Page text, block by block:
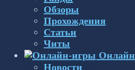
Обзоры
Прохождения
Статьи
Читы
Онлайн
Новости